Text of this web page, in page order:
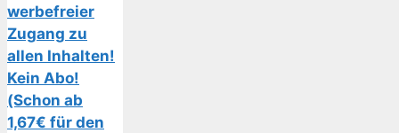
werbefreier
Zugang zu
allen Inhalten!
Kein Abo!
(Schon ab
1,67€ für den